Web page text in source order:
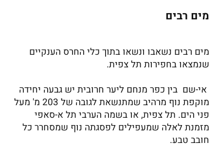
מים רבים
מים רבים נשאבו ונשאו בתוך כלי החרס הענקיים
שנמצאו בחפירות תל צפית.
אי-שם בין כפר מנחם ליער חרובית יש גבעה יחידה
מוקפת נוף מרהיב שמתנשאת לגובה של 203 מ' מעל
פני הים. תל צפית, או בשמה הערבי תל א-סאפי
מזמנת לאלה שמעפילים לפסגתה נוף שמסחרר כל
חובב טבע.